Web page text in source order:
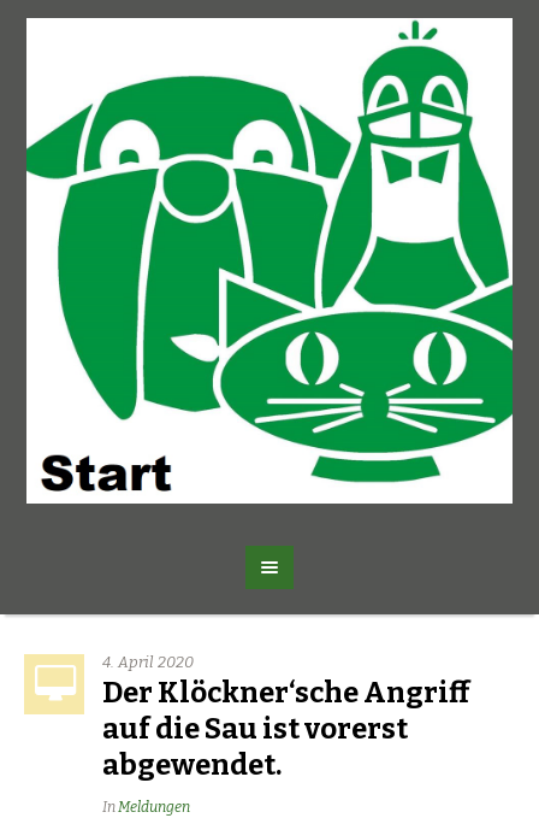
4. April 2020
Der Klöckner‘sche Angriff
auf die Sau ist vorerst
abgewendet.
InMeldungen